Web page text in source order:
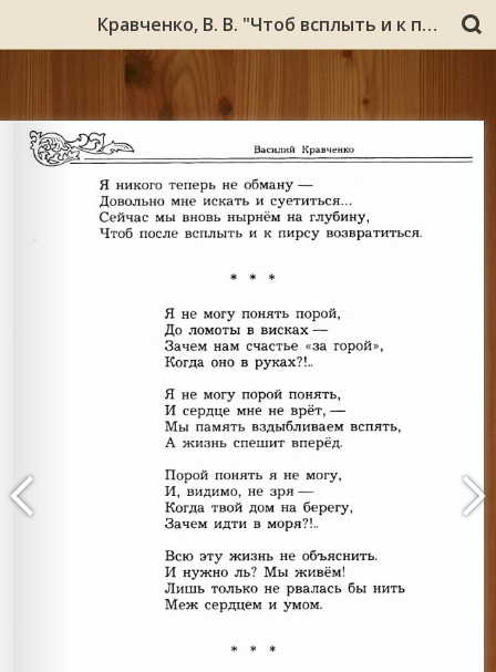
Кравченко, В. В. "Чтоб всплыть и к пирсу возвратиться..." : [стихи] / В. Кравченко // Площадь Первоучителей : литературно-художественный и общественно-политический альманах / Мурм. орг. Союза писателей России. – Мурманск, 2003. - № 3. - С. 227-234.